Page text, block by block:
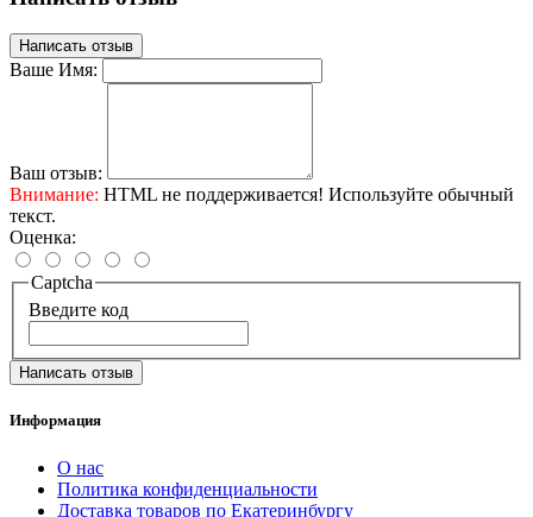
Написать отзыв
Ваше Имя:
Ваш отзыв:
Внимание: HTML не поддерживается! Используйте обычный
текст.
Оценка:
Captcha
Введите код
Написать отзыв
Информация
О нас
Политика конфиденциальности
Доставка товаров по Екатеринбургу